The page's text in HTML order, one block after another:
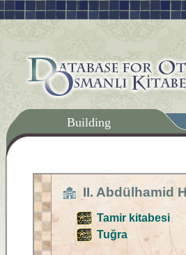
Building
II. Abdülhamid
Tamir kitabesi
Tuğra